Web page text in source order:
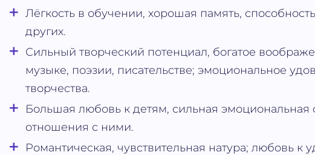
Лёгкость в обучении, хорошая память,
других.
Сильный творческий потенциал, богатое
музыке, поэзии, писательстве; эмоциональное
творчества.
Большая любовь к детям, сильная эмоциональная
отношения с ними.
Романтическая, чувствительная натура; любовь к